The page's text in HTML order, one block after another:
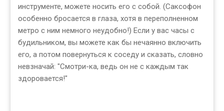
инструменте, можете носить его с собой. (Саксофон
особенно бросается в глаза, хотя в переполненном
метро с ним немного неудобно!) Если у вас часы с
будильником, вы можете как бы нечаянно включить
его, а потом повернуться к соседу и сказать, словно
невзначай: "Смотри-ка, ведь он не с каждым так
здоровается!"